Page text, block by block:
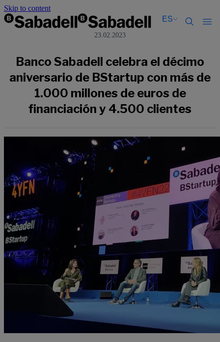
Skip to content
ES
English
English
23.02.2023
Banco Sabadell celebra el décimo
aniversario de BStartup con más de
1.000 millones de euros de
financiación y 4.500 clientes